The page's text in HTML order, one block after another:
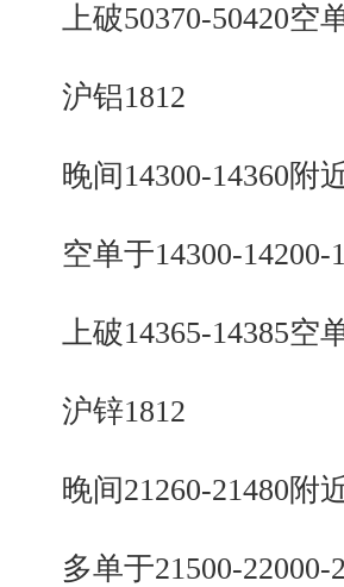
上破50370-50420空
沪铝1812
晚间14300-14360附
空单于14300-14200-
上破14365-14385空
沪锌1812
晚间21260-21480附
多单于21500-22000-